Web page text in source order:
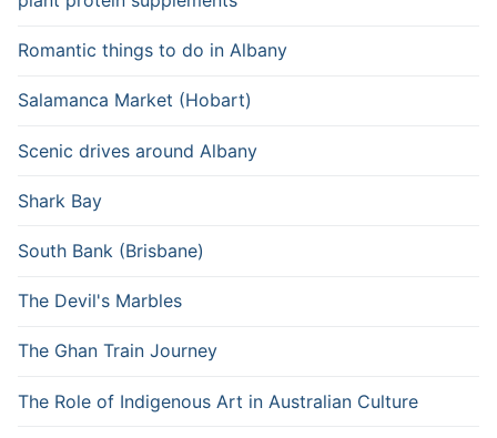
Romantic things to do in Albany
Salamanca Market (Hobart)
Scenic drives around Albany
Shark Bay
South Bank (Brisbane)
The Devil's Marbles
The Ghan Train Journey
The Role of Indigenous Art in Australian Culture